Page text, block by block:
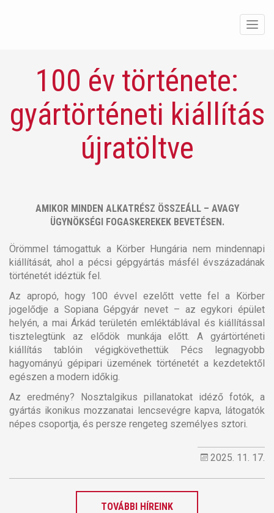
100 év története:
gyártörténeti kiállítás
újratöltve
AMIKOR MINDEN ALKATRÉSZ ÖSSZEÁLL – AVAGY
ÜGYNÖKSÉGI FOGASKEREKEK BEVETÉSEN.
Örömmel támogattuk a Körber Hungária nem mindennapi
kiállítását, ahol a pécsi gépgyártás másfél évszázadának
történetét idéztük fel.
Az apropó, hogy 100 évvel ezelőtt vette fel a Körber
jogelődje a Sopiana Gépgyár nevet – az egykori épület
helyén, a mai Árkád területén emléktáblával és kiállítással
tisztelegtünk az elődök munkája előtt. A gyártörténeti
kiállítás tablóin végigkövethettük Pécs legnagyobb
hagyományú gépipari üzemének történetét a kezdetektől
egészen a modern időkig.
Az eredmény? Nosztalgikus pillanatokat idéző fotók, a
gyártás ikonikus mozzanatai lencsevégre kapva, látogatók
népes csoportja, és persze rengeteg személyes sztori.
2025. 11. 17.
TOVÁBBI HÍREINK